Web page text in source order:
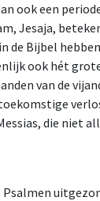
ook een
Jesaja,
de Bijbel
ook hét
van de
die niet